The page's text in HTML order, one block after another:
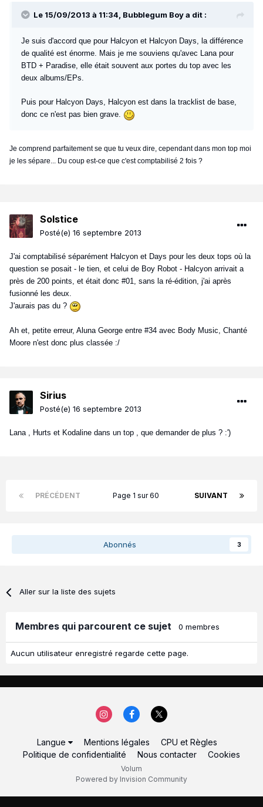
Le 15/09/2013 à 11:34, Bubblegum Boy a dit :
Je suis d'accord que pour Halcyon et Halcyon Days, la différence
de qualité est énorme. Mais je me souviens qu'avec Lana pour
BTD + Paradise, elle était souvent aux portes du top avec les
deux albums/EPs.
Puis pour Halcyon Days, Halcyon est dans la tracklist de base,
donc ce n'est pas bien grave.
Je comprend parfaitement se que tu veux dire, cependant dans mon top moi
je les sépare... Du coup est-ce que c'est comptabilisé 2 fois ?
Solstice
Posté(e) 16 septembre 2013
J'ai comptabilisé séparément Halcyon et Days pour les deux tops où la
question se posait - le tien, et celui de Boy Robot - Halcyon arrivait a
près de 200 points, et était donc #01, sans la ré-édition, j'ai après
fusionné les deux.
J'aurais pas du ?
Ah et, petite erreur, Aluna George entre #34 avec Body Music, Chanté
Moore n'est donc plus classée :/
Sirius
Posté(e) 16 septembre 2013
Lana , Hurts et Kodaline dans un top , que demander de plus ? :')
PRÉCÉDENT SUIVANT
Page 1 sur 60
Abonnés 3
Aller sur la liste des sujets
Membres qui parcourent ce sujet 0 membres
Aucun utilisateur enregistré regarde cette page.
Langue Mentions légales
CPU et Règles
Politique de confidentialité
Nous contacter Cookies
Volum
Powered by Invision Community